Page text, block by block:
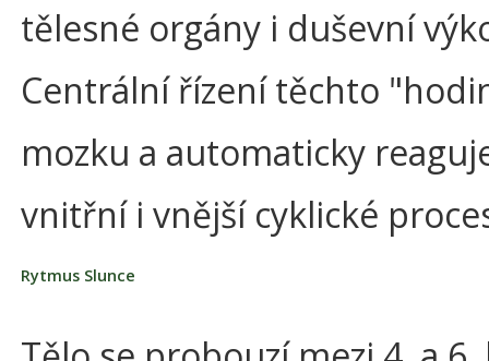
tělesné orgány i duševní
Centrální řízení těchto
mozku a automaticky
vnitřní i vnější cyklické
Rytmus Slunce